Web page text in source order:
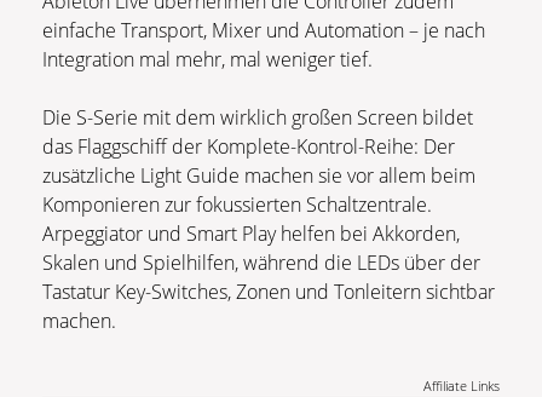
einfache Transport, Mixer und Automation – je nach
Integration mal mehr, mal weniger tief.
Die S-Serie mit dem wirklich großen Screen bildet
das Flaggschiff der Komplete-Kontrol-Reihe: Der
zusätzliche Light Guide machen sie vor allem beim
Komponieren zur fokussierten Schaltzentrale.
Arpeggiator und Smart Play helfen bei Akkorden,
Skalen und Spielhilfen, während die LEDs über der
Tastatur Key-Switches, Zonen und Tonleitern sichtbar
machen.
Affiliate Links